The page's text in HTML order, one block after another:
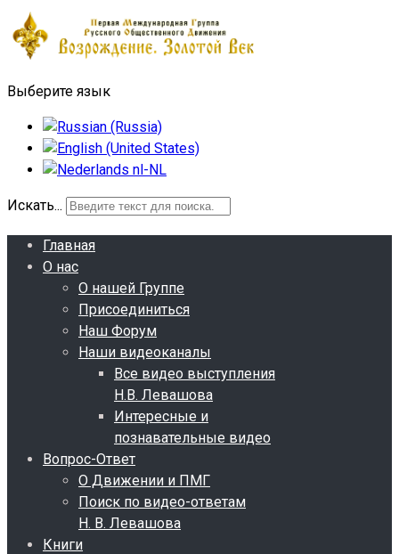
Выберите язык
Искать...
Главная
О нас
О нашей Группе
Присоединиться
Наш Форум
Наши видеоканалы
Все видео выступления
Н.В. Левашова
Интересные и
познавательные видео
Вопрос-Ответ
О Движении и ПМГ
Поиск по видео-ответам
Н. В. Левашова
Книги